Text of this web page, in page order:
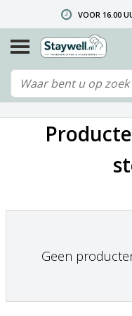
VOOR 16.00
GRATIS
TELEFONISCHE HELPDESK 010 492 02 35
Geen